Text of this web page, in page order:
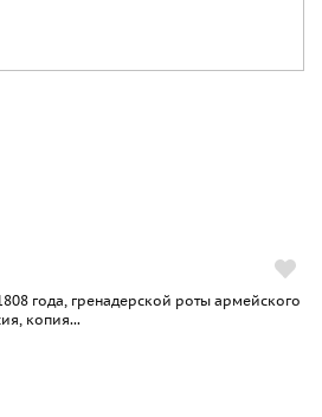
года, гренадерской роты армейского
копия...